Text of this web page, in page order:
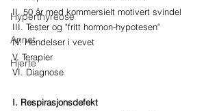
Hyperthyreose
Annet
Hjerte
II. 50 år med kommersielt motivert svindel
III. Tester og "fritt hormon-hypotesen"
IV. Hendelser i vevet
V. Terapier
VI. Diagnose
I. Respirasjonsdefekt